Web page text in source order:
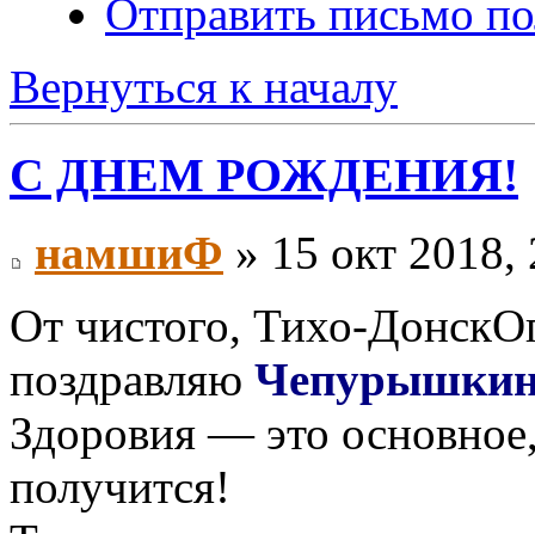
Отправить письмо
Вернуться к началу
С ДНЕМ РОЖДЕНИЯ!
намшиФ » 15 окт 2018,
От чистого, Тихо-
поздравляю
Здоровия — это
получится!